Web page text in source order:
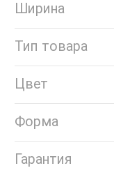
Ширина
Тип товара
Цвет
Форма
Гарантия